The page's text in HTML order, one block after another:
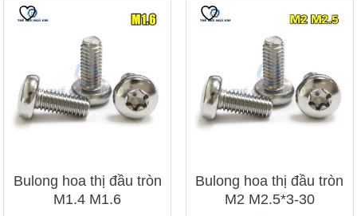
Bulong hoa thị đầu tròn
M1.4 M1.6
Bulong hoa thị đầu tròn
M2 M2.5*3-30